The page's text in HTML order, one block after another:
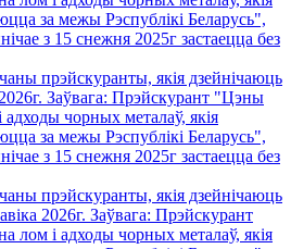
за межы Рэспублікі Беларусь",
з 15 снежня 2025г застаецца без
прэйскуранты, якія дзейнічаюць
Заўвага: Прэйскурант "Цэны
адходы чорных металаў, якія
за межы Рэспублікі Беларусь",
з 15 снежня 2025г застаецца без
прэйскуранты, якія дзейнічаюць
2026г. Заўвага: Прэйскурант
лом і адходы чорных металаў, якія